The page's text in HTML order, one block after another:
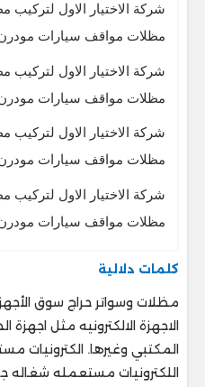
شركة الاختيار الاول
مظلات مواقف سيارات
شركة الاختيار الاول
مظلات مواقف سيارات
شركة الاختيار الاول
مظلات مواقف سيارات
شركة الاختيار الاول
مظلات مواقف سيارات
كلمات دلالية
مظلات وسواتر حراج سوق
الاجهزة الالكترونيه مثل اجهزة
المكتبي وغيرها. الكترونيات
اللكترونيات مستعمله شغاله